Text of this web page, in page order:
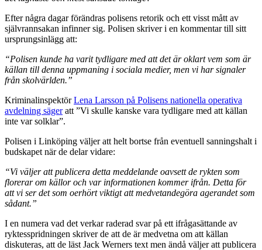
Efter några dagar förändras polisens retorik och ett visst mått av
självrannsakan infinner sig. Polisen skriver i en kommentar till sitt
ursprungsinlägg att:
“Polisen kunde ha varit tydligare med att det är oklart vem som är
källan till denna uppmaning i sociala medier, men vi har signaler
från skolvärlden.”
KriminalinspektörLena Larsson på Polisens nationella operativa
avdelning sägeratt ”Vi skulle kanske vara tydligare med att källan
inte var solklar”.
Polisen i Linköping väljer att helt bortse från eventuell sanningshalt i
budskapet när de delar vidare:
“Vi väljer att publicera detta meddelande oavsett de rykten som
florerar om källor och var informationen kommer ifrån. Detta för
att vi ser det som oerhört viktigt att medvetandegöra agerandet som
sådant.”
I en numera vad det verkar raderad svar på ett ifrågasättande av
ryktesspridningen skriver de att de är medvetna om att källan
diskuteras, att de läst Jack Werners text men ändå väljer att publicera